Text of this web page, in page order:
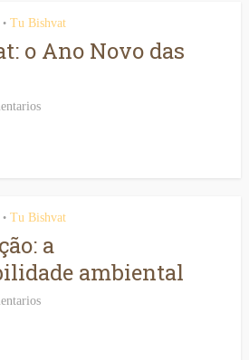
• Tu Bishvat
o Ano Novo das
• Tu Bishvat
a
ambiental